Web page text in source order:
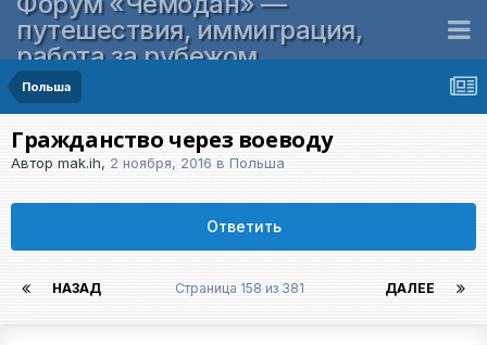
путешествия, иммиграция,
работа за рубежом
Польша
Гражданство через воеводу
Автор mak.ih, 2 ноября, 2016 в Польша
Ответить
НАЗАД ДАЛЕЕ
Страница 158 из 381